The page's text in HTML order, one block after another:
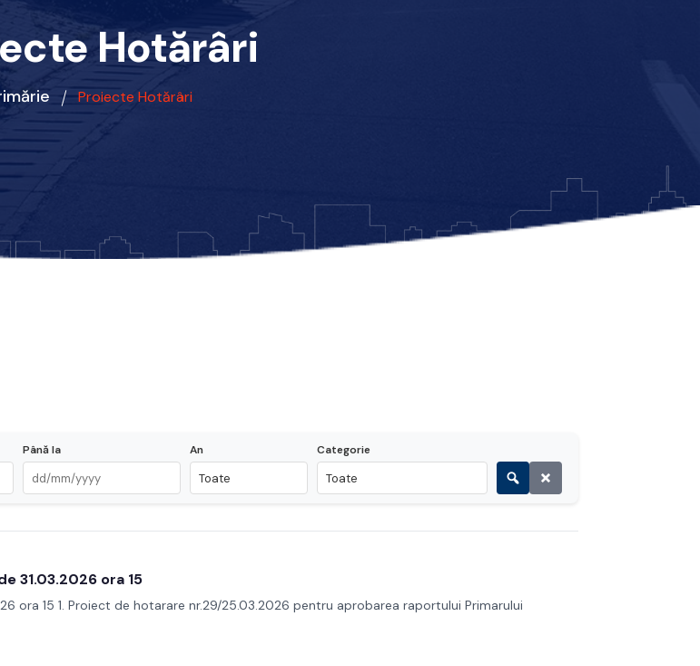
Hotărâri
Proiecte Hotărâri
Până la An Categorie
31.03.2026 ora 15
ora 15 1. Proiect de hotarare nr.29/25.03.2026 pentru aprobarea raportului Primarului